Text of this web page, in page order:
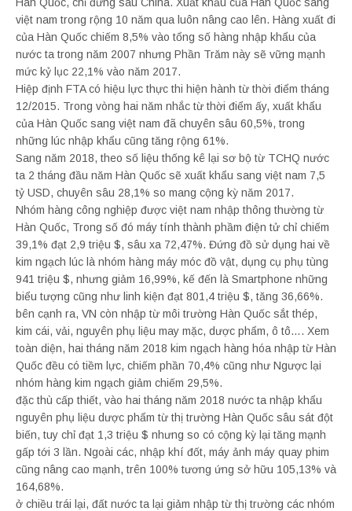
việt nam trong rộng 10 năm qua luôn nâng cao lên. Hàng xuất đi
của Hàn Quốc chiếm 8,5% vào tổng số hàng nhập khẩu của
nước ta trong năm 2007 nhưng Phần Trăm này sẽ vững mạnh
mức kỷ lục 22,1% vào năm 2017.
Hiệp định FTA có hiệu lực thực thi hiện hành từ thời điểm tháng
12/2015. Trong vòng hai năm nhắc từ thời điểm ấy, xuất khẩu
của Hàn Quốc sang việt nam đã chuyên sâu 60,5%, trong
những lúc nhập khẩu cũng tăng rộng 61%.
Sang năm 2018, theo số liệu thống kê lại sơ bộ từ TCHQ nước
ta 2 tháng đầu năm Hàn Quốc sẽ xuất khẩu sang việt nam 7,5
tỷ USD, chuyên sâu 28,1% so mang cộng kỳ năm 2017.
Nhóm hàng công nghiệp được việt nam nhập thông thường từ
Hàn Quốc, Trong số đó máy tính thành phầm điện tử chỉ chiếm
39,1% đạt 2,9 triệu $, sâu xa 72,47%. Đứng đồ sử dụng hai về
kim ngạch lúc là nhóm hàng máy móc đồ vật, dụng cụ phụ tùng
941 triệu $, nhưng giảm 16,99%, kế đến là Smartphone những
biểu tượng cũng như linh kiện đạt 801,4 triệu $, tăng 36,66%.
bên cạnh ra, VN còn nhập từ môi trường Hàn Quốc sắt thép,
kim cái, vải, nguyên phụ liệu may mặc, dược phẩm, ô tô…. Xem
toàn diện, hai tháng năm 2018 kim ngạch hàng hóa nhập từ Hàn
Quốc đều có tiềm lực, chiếm phần 70,4% cũng như Ngược lại
nhóm hàng kim ngạch giảm chiếm 29,5%.
đặc thù cấp thiết, vào hai tháng năm 2018 nước ta nhập khẩu
nguyên phụ liệu dược phẩm từ thị trường Hàn Quốc sâu sát đột
biến, tuy chỉ đạt 1,3 triệu $ nhưng so có cộng kỳ lại tăng mạnh
gấp tới 3 lần. Ngoài các, nhập khí đốt, máy ảnh máy quay phim
cũng nâng cao mạnh, trên 100% tương ứng sở hữu 105,13% và
164,68%.
ở chiều trái lại, đất nước ta lại giảm nhập từ thị trường các nhóm